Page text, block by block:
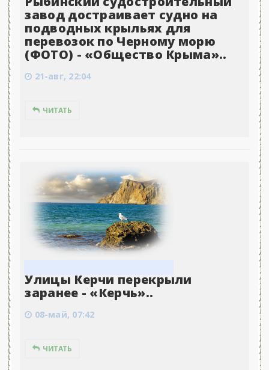
завод достраивает судно на
подводных крыльях для
перевозок по Черному морю
(ФОТО) - «Общество Крыма»..
21-авг, 22:04
ЧИТАТЬ
Улицы Керчи перекрыли
заранее - «Керчь»..
08-май, 07:42
ЧИТАТЬ